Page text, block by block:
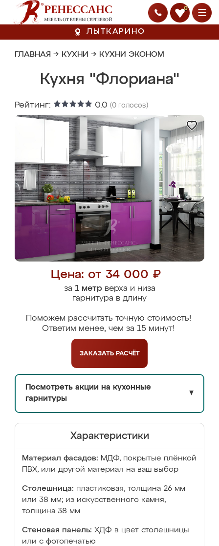
0
ЛЫТКАРИНО
ГЛАВНАЯ → КУХНИ → КУХНИ ЭКОНОМ
Кухня "Флориана"
Рейтинг: 0.0 (0 голосов)
Цена: от 34 000 ₽
за 1 метрверха и низа
гарнитура в длину
Поможем рассчитать точную стоимость!
Ответим менее, чем за 15 минут!
ЗАКАЗАТЬ РАСЧЁТ
Посмотреть акции на кухонные
гарнитуры
▼
Характеристики
Материал фасадов: МДФ, покрытые плёнкой
ПВХ, или другой материал на ваш выбор
Столешница: пластиковая, толщина 26 мм
или 38 мм; из искусственного камня,
толщина 38 мм
Стеновая панель: ХДФ в цвет столешницы
или с фотопечатью